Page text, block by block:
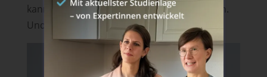
kann damit fruchtig frisch in den Tag starten.
Und du natürlich auch …